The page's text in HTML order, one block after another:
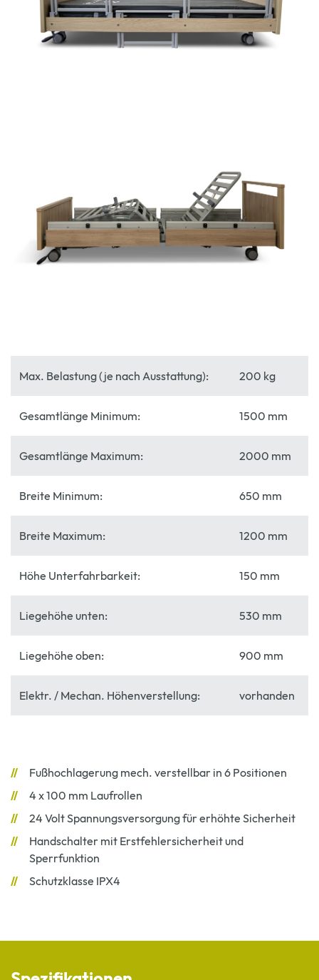
Max. Belastung (je nach Ausstattung): 200 kg
Gesamtlänge Minimum: 1500 mm
Gesamtlänge Maximum: 2000 mm
Breite Minimum: 650 mm
Breite Maximum: 1200 mm
Höhe Unterfahrbarkeit: 150 mm
Liegehöhe unten: 530 mm
Liegehöhe oben: 900 mm
Elektr. / Mechan. Höhenverstellung: vorhanden
Fußhochlagerung mech. verstellbar in 6 Positionen
4 x 100 mm Laufrollen
24 Volt Spannungsversorgung für erhöhte Sicherheit
Handschalter mit Erstfehlersicherheit und
Sperrfunktion
Schutzklasse IPX4